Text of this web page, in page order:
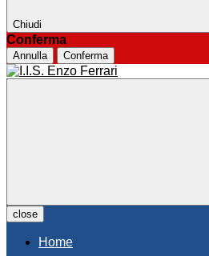
Chiudi
Conferma
Annulla Conferma
close
Home